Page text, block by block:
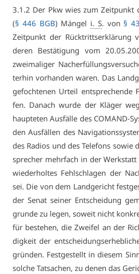
3.1.2 Der Pkw wies zum Zeit­punkt
(§ 446 BGB) Män­gel i. S. von §
Zeit­punkt der Rück­tritts­er­klä­rung
de­ren Be­stä­ti­gung vom
zwei­ma­li­ger
ter­hin vor­han­den wa­ren. Das
ge­foch­te­nen Ur­teil ent­spre­chen­de
fen. Da­nach wur­de der Klä­ger
haup­te­ten Aus­fäl­le des CO­MAND-
den Aus­fäl­len des
des Ra­di­os und des Te­le­fons so­wie
spre­cher mehr­fach in der
wie­der­hol­tes Fehl­schla­gen der
sei. Die von dem Land­ge­richt
der Se­nat sei­ner Ent­schei­dung
grun­de zu le­gen, so­weit nicht
für be­ste­hen, die Zwei­fel an der
dig­keit der
grün­den. Fest­ge­stellt in die­sem
sol­che Tat­sa­chen, zu de­nen das